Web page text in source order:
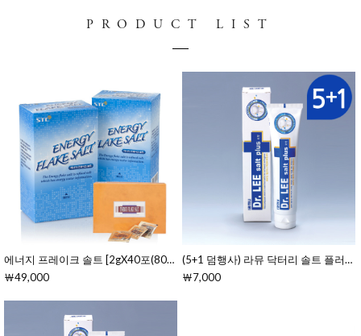
PRODUCT LIST
에너지 프레이크 솔트 [2gX40포(80g)]
￦49,000
(5+1 덤행사) 라뮤 닥터리 솔트 플러스 치약
￦7,000